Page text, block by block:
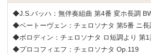
◆J.S.バッハ：無伴奏組曲 第4番 変ホ長調
◆ベートーヴェン：チェロソナタ 第5番 ニ
◆ボロディン：チェロソナタ ロ短調より 第1
◆プロコフィエフ：チェロソナタ Op.119